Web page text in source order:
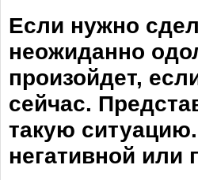
Если нужно
неожиданно
произойдет,
сейчас.
такую
негативной или